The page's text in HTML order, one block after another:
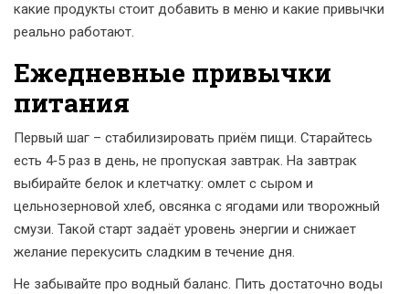
какие продукты стоит добавить в меню и какие привычки
реально работают.
Ежедневные привычки
питания
Первый шаг – стабилизировать приём пищи. Старайтесь
есть 4‑5 раз в день, не пропуская завтрак. На завтрак
выбирайте белок и клетчатку: омлет с сыром и
цельнозерновой хлеб, овсянка с ягодами или творожный
смузи. Такой старт задаёт уровень энергии и снижает
желание перекусить сладким в течение дня.
Не забывайте про водный баланс. Пить достаточно воды